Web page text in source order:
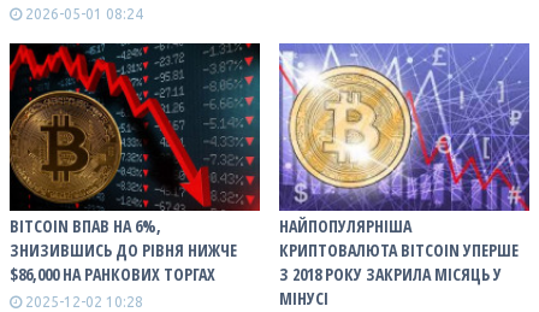
2026-05-01 08:24
BITCOIN ВПАВ НА 6%,
ЗНИЗИВШИСЬ ДО РІВНЯ НИЖЧЕ
$86,000 НА РАНКОВИХ ТОРГАХ
2025-12-02 10:28
НАЙПОПУЛЯРНІША
КРИПТОВАЛЮТА BITCOIN УПЕРШЕ
З 2018 РОКУ ЗАКРИЛА МІСЯЦЬ У
МІНУСІ